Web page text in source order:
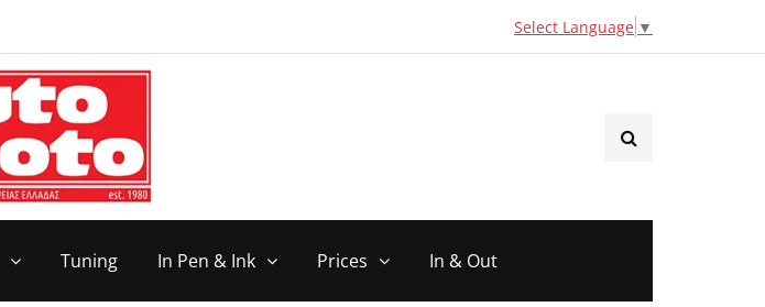
Select Language ▼
Tuning In Pen & Ink Prices In & Out